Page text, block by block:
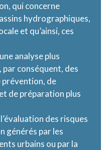
qui concerne
hydrographiques,
et qu’ainsi, ces
analyse plus
conséquent, des
prévention, de
de préparation plus
des risques
générés par les
urbains ou par la